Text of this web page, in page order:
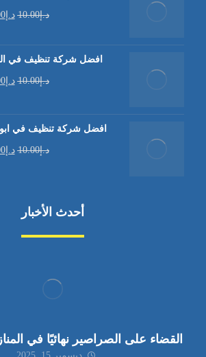
د.إ10.00 د.إ
افضل شركة تنظيف في العين
د.إ10.00 د.إ
افضل شركة تنظيف في ابوظبي
د.إ10.00 د.إ
أحدث الأخبار
القضاء على الصراصير نهائيًا في